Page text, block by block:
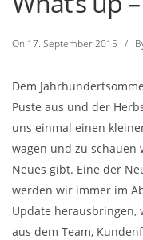
On 17. September 2015 /
Dem
Puste aus und der
uns einmal einen
wagen und zu schauen
Neues gibt. Eine der
werden wir immer im
Update herausbringen,
aus dem Team,